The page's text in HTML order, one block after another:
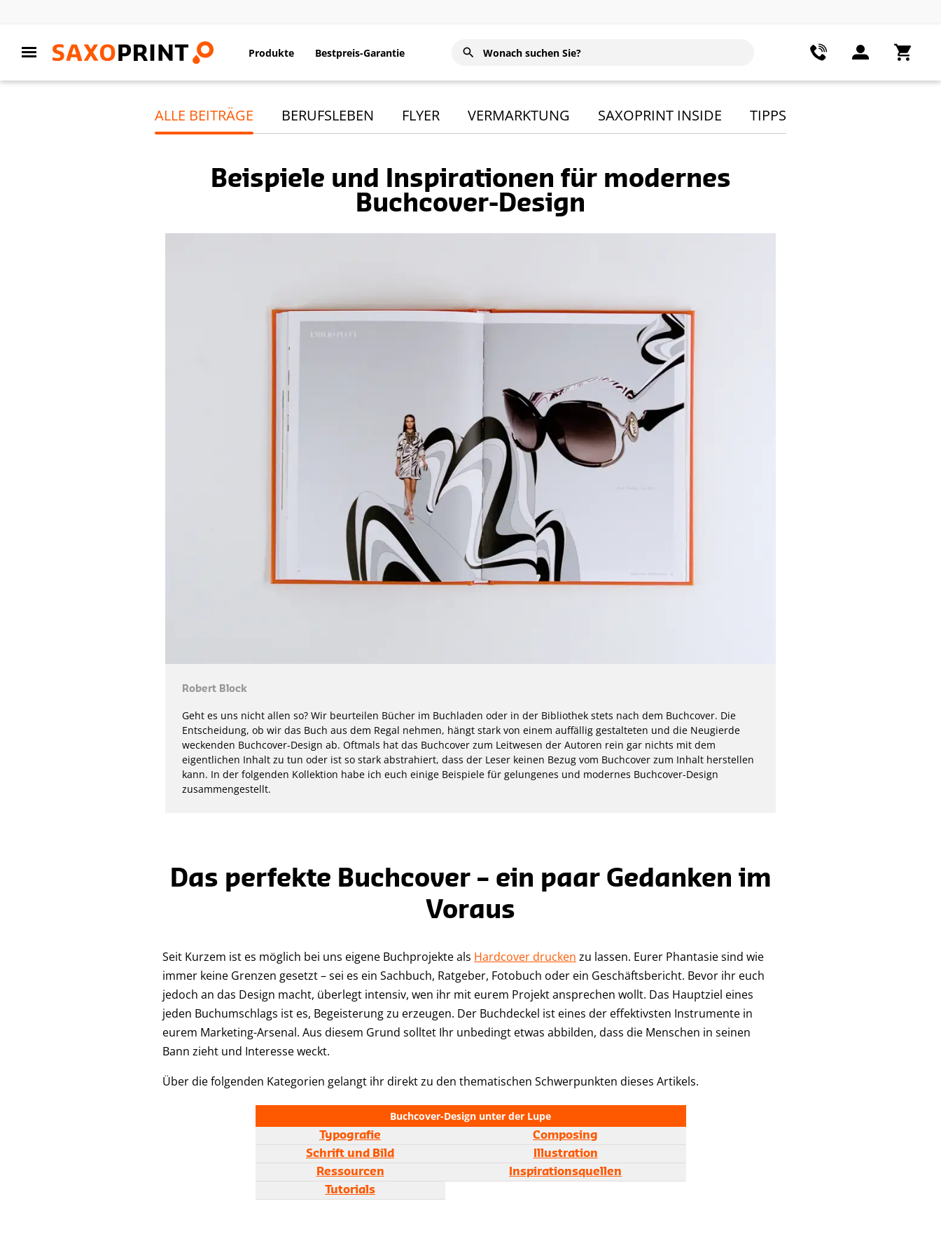
Produkte Bestpreis-Garantie
ALLE BEITRÄGE BERUFSLEBEN FLYER VERMARKTUNG SAXOPRINT INSIDE TIPPS
Beispiele und Inspirationen für modernes
Buchcover-Design
Robert Block
Geht es uns nicht allen so? Wir beurteilen Bücher im Buchladen oder in der Bibliothek stets nach dem Buchcover. Die
Entscheidung, ob wir das Buch aus dem Regal nehmen, hängt stark von einem auffällig gestalteten und die Neugierde
weckenden Buchcover-Design ab. Oftmals hat das Buchcover zum Leitwesen der Autoren rein gar nichts mit dem
eigentlichen Inhalt zu tun oder ist so stark abstrahiert, dass der Leser keinen Bezug vom Buchcover zum Inhalt herstellen
kann. In der folgenden Kollektion habe ich euch einige Beispiele für gelungenes und modernes Buchcover-Design
zusammengestellt.
Das perfekte Buchcover – ein paar Gedanken im
Voraus
Seit Kurzem ist es möglich bei uns eigene Buchprojekte als Hardcover drucken zu lassen. Eurer Phantasie sind wie
immer keine Grenzen gesetzt – sei es ein Sachbuch, Ratgeber, Fotobuch oder ein Geschäftsbericht. Bevor ihr euch
jedoch an das Design macht, überlegt intensiv, wen ihr mit eurem Projekt ansprechen wollt. Das Hauptziel eines
jeden Buchumschlags ist es, Begeisterung zu erzeugen. Der Buchdeckel ist eines der effektivsten Instrumente in
eurem Marketing-Arsenal. Aus diesem Grund solltet Ihr unbedingt etwas abbilden, dass die Menschen in seinen
Bann zieht und Interesse weckt.
Über die folgenden Kategorien gelangt ihr direkt zu den thematischen Schwerpunkten dieses Artikels.
Buchcover-Design unter der Lupe
Typografie
Composing
Schrift und Bild
Illustration
Ressourcen
Inspirationsquellen
Tutorials